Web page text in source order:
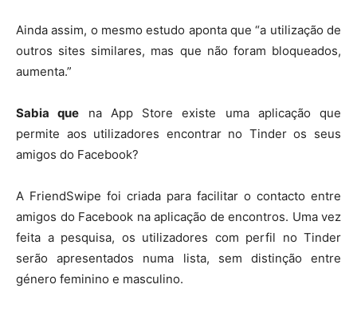
Ainda assim, o mesmo estudo aponta que “a utilização de
outros sites similares, mas que não foram bloqueados,
aumenta.”
Sabia que na App Store existe uma aplicação que
permite aos utilizadores encontrar no Tinder os seus
amigos do Facebook?
A FriendSwipe foi criada para facilitar o contacto entre
amigos do Facebook na aplicação de encontros. Uma vez
feita a pesquisa, os utilizadores com perfil no Tinder
serão apresentados numa lista, sem distinção entre
género feminino e masculino.